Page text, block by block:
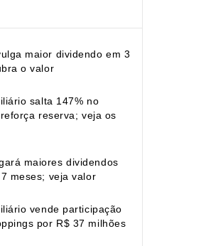
maior dividendo em 3
o valor
salta 147% no
reserva; veja os
maiores dividendos
meses; veja valor
vende participação
por R$ 37 milhões